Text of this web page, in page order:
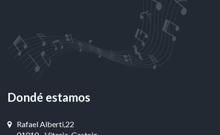
Dondé estamos
Rafael Alberti,22